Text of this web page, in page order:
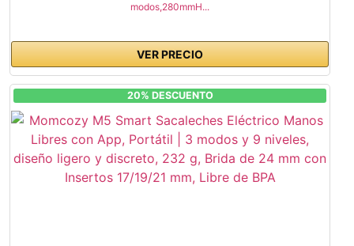
modos,280mmH...
VER PRECIO
20% DESCUENTO